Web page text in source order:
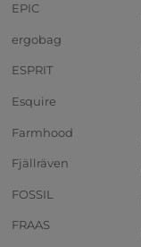
EPIC
ergobag
ESPRIT
Esquire
Farmhood
Fjällräven
FOSSIL
FRAAS